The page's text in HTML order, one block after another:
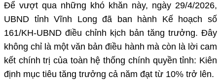
Để vượt qua những khó khăn này, ngày 29/4/2026,
UBND tỉnh Vĩnh Long đã ban hành Kế hoạch số
161/KH-UBND điều chỉnh kịch bản tăng trưởng. Đây
không chỉ là một văn bản điều hành mà còn là lời cam
kết chính trị của toàn hệ thống chính quyền tỉnh: Kiên
định mục tiêu tăng trưởng cả năm đạt từ 10% trở lên.